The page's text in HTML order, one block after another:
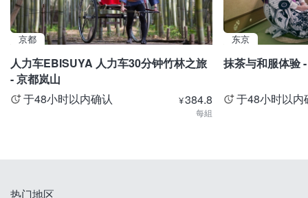
京都
人力车EBISUYA 人力车30分钟竹林之旅
- 京都岚山
于48小时以内确认
¥384.8
每組
东京
抹茶与和服体验
于48小时以内
热门地区